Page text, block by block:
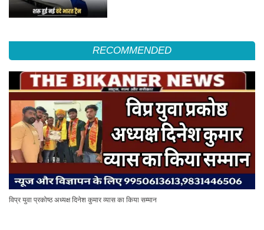
RECOMMENDED
विप्र युवा प्रकोष्ठ अध्यक्ष दिनेश कुमार व्यास का किया सम्मान